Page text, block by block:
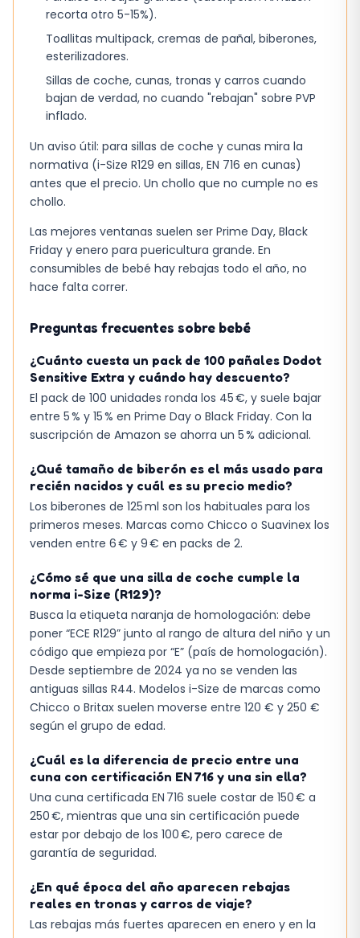
solución práctica y eficiente para la lactancia
materna. Su combinación de tecnología
avanzada, diseño ergonómico y facilidad de uso
lo hacen un producto muy atractivo para
aquellas que valoran la comodidad y la
recorta otro 5-15%).
Toallitas multipack, cremas de pañal, biberones,
esterilizadores.
Sillas de coche, cunas, tronas y carros cuando
bajan de verdad, no cuando "rebajan" sobre PVP
inflado.
Un aviso útil: para sillas de coche y cunas mira la
normativa (i-Size R129 en sillas, EN 716 en cunas)
antes que el precio. Un chollo que no cumple no es
chollo.
Las mejores ventanas suelen ser Prime Day, Black
Friday y enero para puericultura grande. En
consumibles de bebé hay rebajas todo el año, no
hace falta correr.
Preguntas frecuentes sobre bebé
¿Cuánto cuesta un pack de 100 pañales Dodot
Sensitive Extra y cuándo hay descuento?
El pack de 100 unidades ronda los 45 €, y suele bajar
entre 5 % y 15 % en Prime Day o Black Friday. Con la
suscripción de Amazon se ahorra un 5 % adicional.
¿Qué tamaño de biberón es el más usado para
recién nacidos y cuál es su precio medio?
Los biberones de 125 ml son los habituales para los
primeros meses. Marcas como Chicco o Suavinex los
venden entre 6 € y 9 € en packs de 2.
¿Cómo sé que una silla de coche cumple la
norma i-Size (R129)?
Busca la etiqueta naranja de homologación: debe
poner “ECE R129” junto al rango de altura del niño y un
código que empieza por “E” (país de homologación).
Desde septiembre de 2024 ya no se venden las
antiguas sillas R44. Modelos i-Size de marcas como
Chicco o Britax suelen moverse entre 120 € y 250 €
según el grupo de edad.
¿Cuál es la diferencia de precio entre una
cuna con certificación EN 716 y una sin ella?
Una cuna certificada EN 716 suele costar de 150 € a
250 €, mientras que una sin certificación puede
estar por debajo de los 100 €, pero carece de
garantía de seguridad.
¿En qué época del año aparecen rebajas
reales en tronas y carros de viaje?
Las rebajas más fuertes aparecen en enero y en la